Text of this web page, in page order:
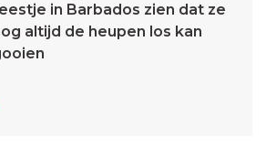
in Barbados zien dat ze
altijd de heupen los kan